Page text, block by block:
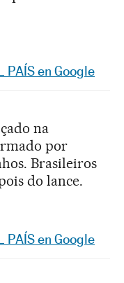
Sociales
PAÍS en Google
na
por
Brasileiros
do lance.
Sociales
PAÍS en Google